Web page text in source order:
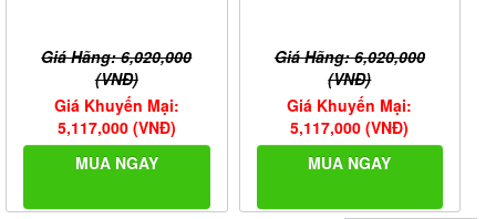
Giá Hãng: 6,020,000
(VNĐ)
Giá Khuyến Mại:
5,117,000 (VNĐ)
MUA NGAY
Giá Hãng: 6,020,000
(VNĐ)
Giá Khuyến Mại:
5,117,000 (VNĐ)
MUA NGAY